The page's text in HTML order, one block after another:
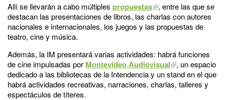
Allí se llevarán a cabo múltiples propuestas
, entre las que se
destacan las presentaciones de libros, las charlas con autores
nacionales e internacionales, los juegos y las propuestas de
teatro, cine y música.
Además, la IM presentará varias actividades: habrá funciones
de cine impulsadas por Montevideo Audiovisual
, un espacio
dedicado a las bibliotecas de la Intendencia y un stand en el que
habrá actividades recreativas, narraciones, charlas, talleres y
espectáculos de títeres.